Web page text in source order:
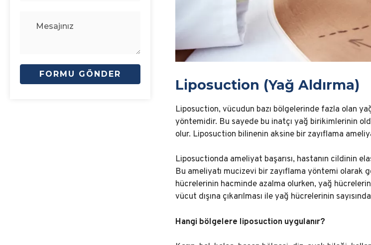
Liposuction (Yağ Aldırma)
Liposuction, vücudun bazı bölgelerinde fazla olan
yöntemidir. Bu sayede bu inatçı yağ birikimlerinin
olur. Liposuction bilinenin aksine bir zayıflama
Liposuctionda ameliyat başarısı, hastanın cildinin
Bu ameliyatı mucizevi bir zayıflama yöntemi olarak
hücrelerinin hacminde azalma olurken, yağ
vücut dışına çıkarılması ile yağ hücrelerinin
Hangi bölgelere liposuction uygulanır?